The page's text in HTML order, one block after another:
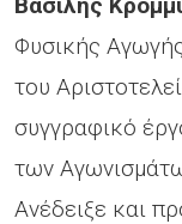
Φυσικής
του
συγγραφικό
των
Ανέδειξε και